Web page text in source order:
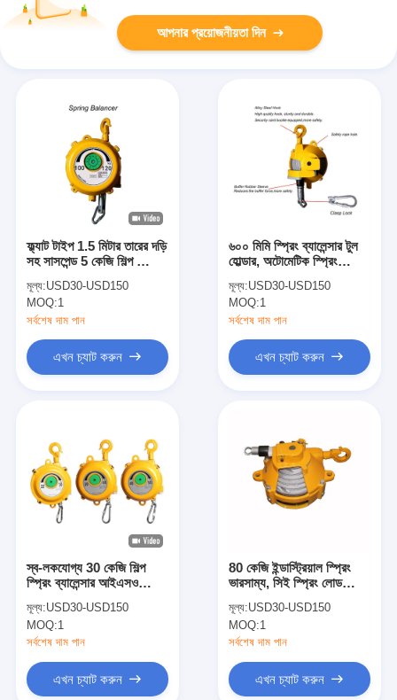
আপনার প্রয়োজনীয়তা দিন
ফ্ল্যাট টাইপ 1.5 মিটার তারের দড়ি
সহ সাসপেন্ড 5 কেজি শিল্প স্প্রিং
মূল্য:USD30-USD150
MOQ:1
সর্বশেষ দাম পান
এখন চ্যাট করুন
৬০০ মিমি স্প্রিং ব্যালেন্সার টুল
হোল্ডার, অটোমেটিক স্প্রিং
মূল্য:USD30-USD150
MOQ:1
সর্বশেষ দাম পান
এখন চ্যাট করুন
স্ব-লকযোগ্য 30 কেজি শিল্প
স্প্রিং ব্যালেন্সার আইএসও
মূল্য:USD30-USD150
MOQ:1
সর্বশেষ দাম পান
এখন চ্যাট করুন
80 কেজি ইন্ডাস্ট্রিয়াল স্প্রিং
ভারসাম্য, সিই স্প্রিং লোড
মূল্য:USD30-USD150
MOQ:1
সর্বশেষ দাম পান
এখন চ্যাট করুন